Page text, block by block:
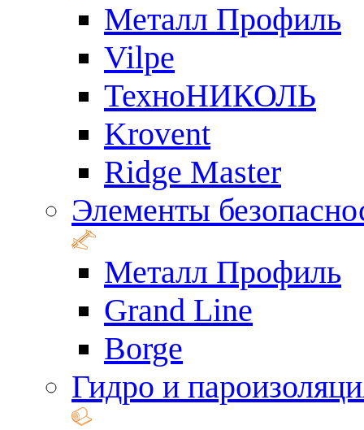
Металл Профиль
Vilpe
ТехноНИКОЛЬ
Krovent
Ridge Master
Элементы
Металл Профиль
Grand Line
Borge
Гидро и